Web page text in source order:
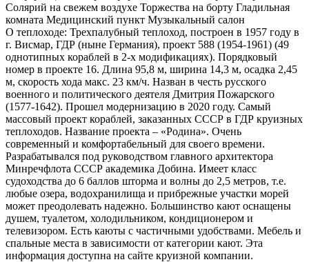
Солярий на свежем воздухе Торжества на борту Гладильная
комната Медицинский пункт Музыкальный салон
О теплоходе: Трехпалубный теплоход, построен в 1957 году в
г. Висмар, ГДР (ныне Германия), проект 588 (1954-1961) (49
однотипных кораблей в 2-х модификациях). Порядковый
номер в проекте 16. Длина 95,8 м, ширина 14,3 м, осадка 2,45
м, скорость хода макс. 23 км/ч. Назван в честь русского
военного и политического деятеля Дмитрия Пожарского
(1577-1642). Прошел модернизацию в 2020 году. Самый
массовый проект кораблей, заказанных СССР в ГДР круизных
теплоходов. Название проекта – «Родина». Очень
современный и комфортабельный для своего времени.
Разрабатывался под руководством главного архитектора
Минречфлота СССР академика Добина. Имеет класс
судоходства до 6 баллов шторма и волны до 2,5 метров, т.е.
любые озера, водохранилища и прибрежные участки морей
может преодолевать надежно. Большинство кают оснащены
душем, туалетом, холодильником, кондиционером и
телевизором. Есть каюты с частичными удобствами. Мебель и
спальные места в зависимости от категории кают. Эта
информация доступна на сайте круизной компании.